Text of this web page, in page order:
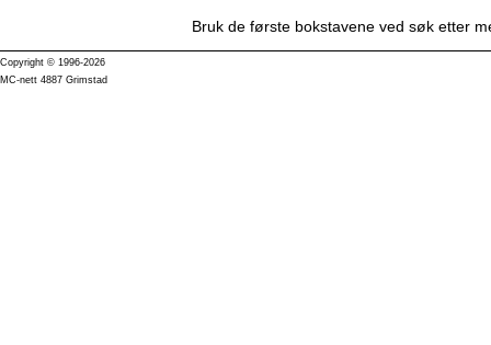
Bruk de første bokstavene ved søk etter
Copyright © 1996-2026
MC-nett 4887 Grimstad